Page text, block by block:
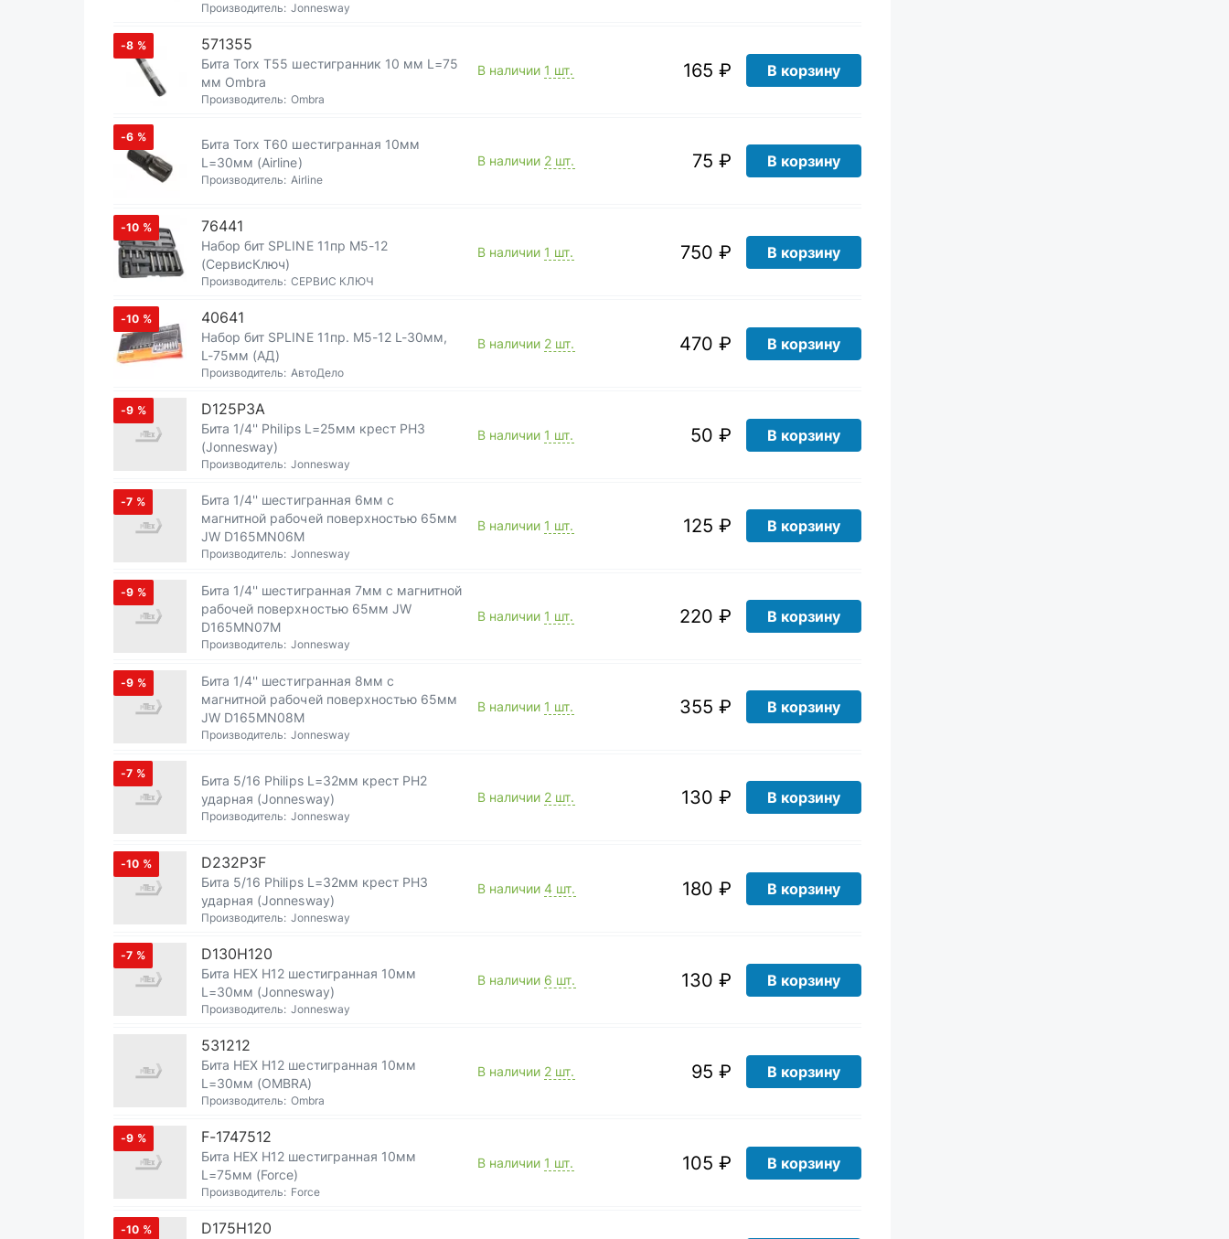
Производитель: Jonnesway
-8 % 571355
Бита Torx T55 шестигранник 10 мм L=75
мм Ombra
Производитель: Ombra
В наличии 1 шт. 165 ₽ В корзину
-6 %
Бита Torx T60 шестигранная 10мм
L=30мм (Airline)
Производитель: Airline
В наличии 2 шт. 75 ₽ В корзину
-10 % 76441
Набор бит SPLINE 11пр М5-12
(СервисКлюч)
Производитель: СЕРВИС КЛЮЧ
В наличии 1 шт. 750 ₽ В корзину
-10 % 40641
Набор бит SPLINE 11пр. М5-12 L-30мм,
L-75мм (АД)
Производитель: АвтоДело
В наличии 2 шт. 470 ₽ В корзину
-9 % D125P3A
Бита 1/4'' Philips L=25мм крест PH3
(Jonnesway)
Производитель: Jonnesway
В наличии 1 шт. 50 ₽ В корзину
-7 %
Бита 1/4'' шестигранная 6мм с
магнитной рабочей поверхностью 65мм
JW D165MN06M
Производитель: Jonnesway
В наличии 1 шт. 125 ₽ В корзину
-9 %
Бита 1/4'' шестигранная 7мм с магнитной
рабочей поверхностью 65мм JW
D165MN07M
Производитель: Jonnesway
В наличии 1 шт. 220 ₽ В корзину
-9 %
Бита 1/4'' шестигранная 8мм с
магнитной рабочей поверхностью 65мм
JW D165MN08M
Производитель: Jonnesway
В наличии 1 шт. 355 ₽ В корзину
-7 %
Бита 5/16 Philips L=32мм крест PH2
ударная (Jonnesway)
Производитель: Jonnesway
В наличии 2 шт. 130 ₽ В корзину
-10 % D232P3F
Бита 5/16 Philips L=32мм крест PH3
ударная (Jonnesway)
Производитель: Jonnesway
В наличии 4 шт. 180 ₽ В корзину
-7 % D130H120
Бита HEX H12 шестигранная 10мм
L=30мм (Jonnesway)
Производитель: Jonnesway
В наличии 6 шт. 130 ₽ В корзину
531212
Бита HEX H12 шестигранная 10мм
L=30мм (OMBRA)
Производитель: Ombra
В наличии 2 шт. 95 ₽ В корзину
-9 % F-1747512
Бита HEX H12 шестигранная 10мм
L=75мм (Force)
Производитель: Force
В наличии 1 шт. 105 ₽ В корзину
-10 % D175H120